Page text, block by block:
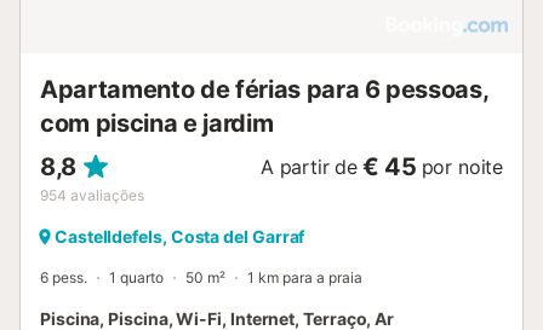
Apartamento de férias para 6 pessoas,
com piscina e jardim
8,8
954 avaliações
A partir de € 45 por noite
Castelldefels, Costa del Garraf
6 pess. 1 quarto 50 m² 1 km para a praia
Piscina, Piscina, Wi-Fi, Internet, Terraço, Ar